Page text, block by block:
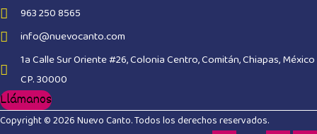
963 250 8565
info@nuevocanto.com
1a Calle Sur Oriente #26, Colonia Centro, Comitán, Chiapas, México
CP. 30000
Llámanos
Copyright © 2026 Nuevo Canto. Todos los derechos reservados.